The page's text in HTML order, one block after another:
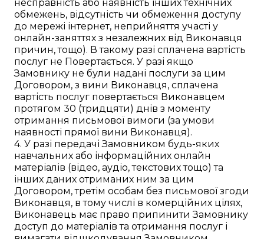
несправність або наявність інших технічних
обмежень, відсутність чи обмеження доступу
до мережі інтернет, неприйняття участі у
онлайн-заняттях з незалежних від Виконавця
причин, тощо). В такому разі сплачена вартість
послуг не Повертається. У разі якщо
Замовнику не були надані послуги за цим
Договором, з вини Виконавця, сплачена
вартість послуг повертається Виконавцем
протягом 30 (тридцяти) днів з моменту
отримання письмової вимоги (за умови
наявності прямої вини Виконавця).
4. У разі передачі Замовником будь-яких
навчальних або інформаційних онлайн
матеріалів (відео, аудіо, текстових тощо) та
інших даних отриманих ним за цим
Договором, третім особам без письмової згоди
Виконавця, в тому числі в комерційних цілях,
Виконавець має право припинити Замовнику
доступ до матеріалів та отримання послуг і